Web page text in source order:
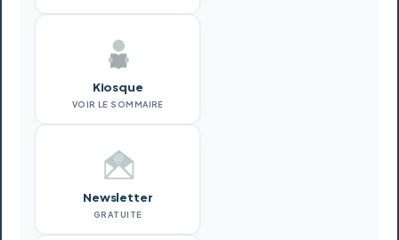
Kiosque
VOIR LE SOMMAIRE
Newsletter
GRATUITE